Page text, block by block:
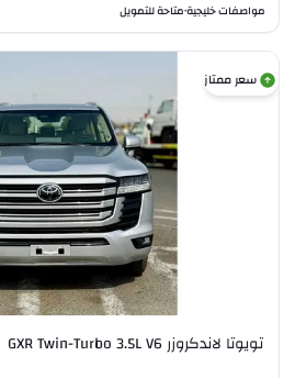
مواصفات خليجية•متاحة للتمويل
سعر ممتاز
تويوتا لاندكروزر GXR Twin-Turbo 3.5L V6